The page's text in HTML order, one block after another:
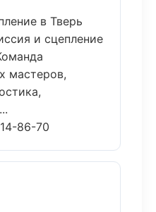
в Тверь
и сцепление
мастеров,
86-70